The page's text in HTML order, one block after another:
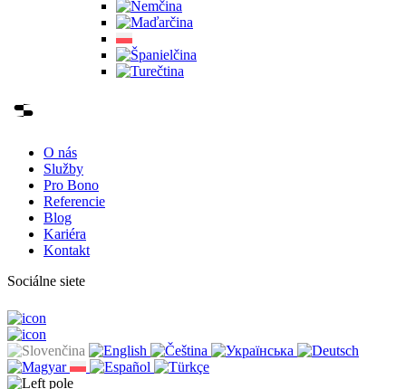
O nás
Služby
Pro Bono
Referencie
Blog
Kariéra
Kontakt
Sociálne siete